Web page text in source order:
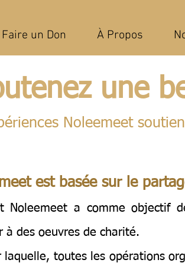
Faire un Don À Propos
une
Noleemeet
est basée sur le
Noleemeet a comme objectif
à des oeuvres de charité.
laquelle, toutes les opérations